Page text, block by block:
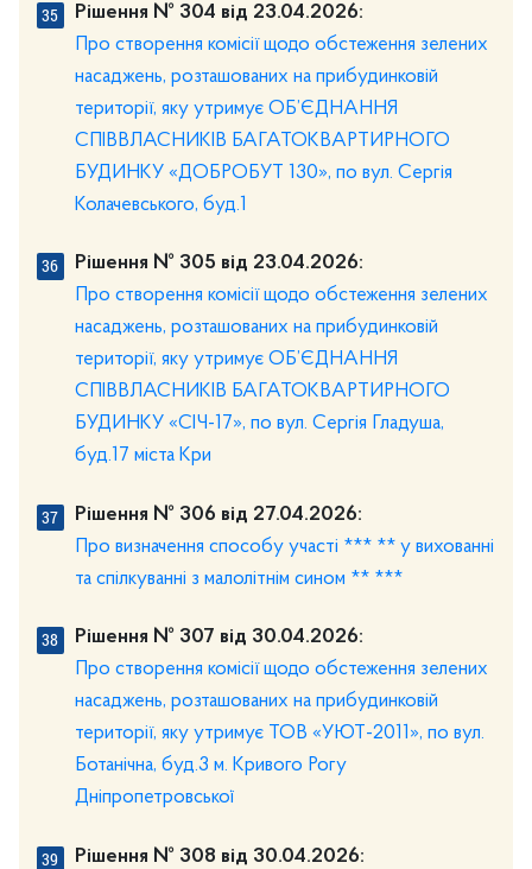
Рішення № 304 від 23.04.2026:
Про створення комісії щодо обстеження зелених
насаджень, розташованих на прибудинковій
території, яку утримує ОБ’ЄДНАННЯ
СПІВВЛАСНИКІВ БАГАТОКВАРТИРНОГО
БУДИНКУ «ДОБРОБУТ 130», по вул. Сергія
Колачевського, буд.1
Рішення № 305 від 23.04.2026:
Про створення комісії щодо обстеження зелених
насаджень, розташованих на прибудинковій
території, яку утримує ОБ’ЄДНАННЯ
СПІВВЛАСНИКІВ БАГАТОКВАРТИРНОГО
БУДИНКУ «СІЧ-17», по вул. Сергія Гладуша,
буд.17 міста Кри
Рішення № 306 від 27.04.2026:
Про визначення способу участі *** ** у вихованні
та спілкуванні з малолітнім сином ** ***
Рішення № 307 від 30.04.2026:
Про створення комісії щодо обстеження зелених
насаджень, розташованих на прибудинковій
території, яку утримує ТОВ «УЮТ-2011», по вул.
Ботанічна, буд.3 м. Кривого Рогу
Дніпропетровської
Рішення № 308 від 30.04.2026: